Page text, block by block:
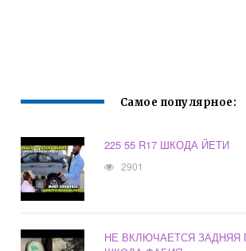
Самое популярное:
225 55 R17 ШКОДА ЙЕТИ
2901
НЕ ВКЛЮЧАЕТСЯ ЗАДНЯЯ